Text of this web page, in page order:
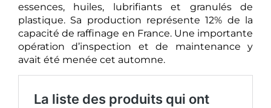
essences, huiles, lubrifiants et granulés de
plastique. Sa production représente 12% de la
capacité de raffinage en France. Une importante
opération d’inspection et de maintenance y
avait été menée cet automne.